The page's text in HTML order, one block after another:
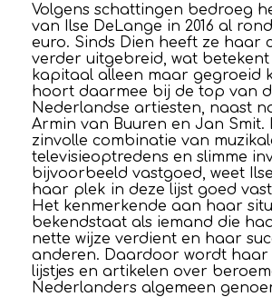
Volgens schattingen bedroeg
van Ilse DeLange in 2016 al
euro. Sinds Dien heeft ze haar
verder uitgebreid, wat
kapitaal alleen maar gegroeid
hoort daarmee bij de top van
Nederlandse artiesten, naast
Armin van Buuren en Jan
zinvolle combinatie van
televisieoptredens en slimme
bijvoorbeeld vastgoed, weet
haar plek in deze lijst goed
Het kenmerkende aan haar
bekendstaat als iemand die
nette wijze verdient en haar
anderen. Daardoor wordt haar
lijstjes en artikelen over
Nederlanders algemeen